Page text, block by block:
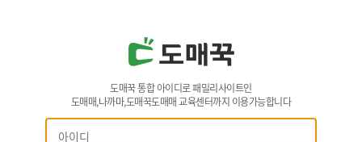
도매꾹 통합 아이디로 패밀리사이트인
도매매,나까마,도매꾹도매매 교육센터까지 이용가능합니다